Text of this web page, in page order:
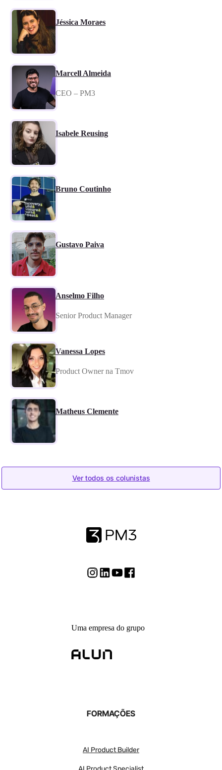
Jéssica Moraes
Marcell Almeida
CEO – PM3
Isabele Reusing
Bruno Coutinho
Gustavo Paiva
Anselmo Filho
Senior Product Manager
Vanessa Lopes
Product Owner na Tmov
Matheus Clemente
Ver todos os colunistas
Uma empresa do grupo
FORMAÇÕES
AI Product Builder